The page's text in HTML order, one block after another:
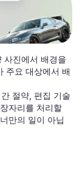
사진에서 배경을
주요 대상에서 배
절약, 편집 기술
자리를 처리할
만의 일이 아닙